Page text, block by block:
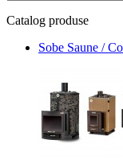
Catalog produse
Sobe Saune /